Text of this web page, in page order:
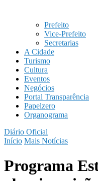
Prefeito
Vice-Prefeito
Secretarias
A Cidade
Turismo
Cultura
Eventos
Negócios
Portal Transparência
Papelzero
Organograma
Diário Oficial
Início Mais Notícias
Programa